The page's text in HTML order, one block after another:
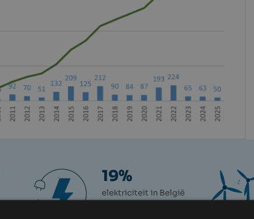
19%
elektriciteit in België